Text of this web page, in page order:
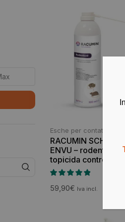
Esche per contatto
RACUMIN
ENVU –
topicida contro ratti
59,90€ Iva incl.